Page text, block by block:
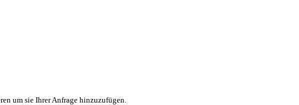
um sie Ihrer Anfrage hinzuzufügen.